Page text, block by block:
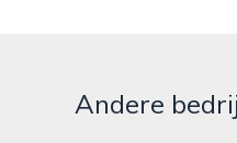
Andere